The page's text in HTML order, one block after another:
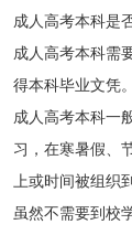
成人高考本科是
成人高考本科需
得本科毕业文凭。
成人高考本科一
习，在寒暑假、
上或时间被组织
虽然不需要到校